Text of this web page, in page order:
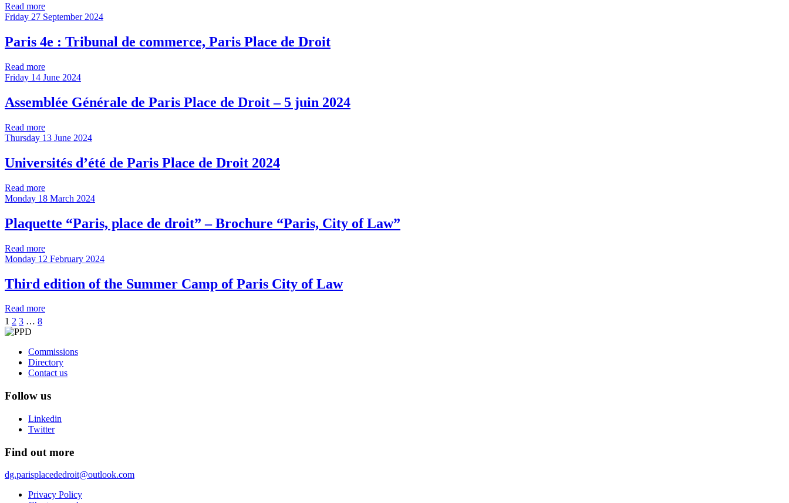
Read more
Friday 27 September 2024
Paris 4e : Tribunal de commerce, Paris Place de Droit
Read more
Friday 14 June 2024
Assemblée Générale de Paris Place de Droit – 5 juin 2024
Read more
Thursday 13 June 2024
Universités d’été de Paris Place de Droit 2024
Read more
Monday 18 March 2024
Plaquette “Paris, place de droit” – Brochure “Paris, City of Law”
Read more
Monday 12 February 2024
Third edition of the Summer Camp of Paris City of Law
Read more
1 2 3 … 8
Commissions
Directory
Contact us
Follow us
Linkedin
Twitter
Find out more
dg.parisplacededroit@outlook.com
Privacy Policy